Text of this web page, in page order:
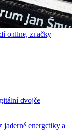
online, značky
dvojče
energetiky a